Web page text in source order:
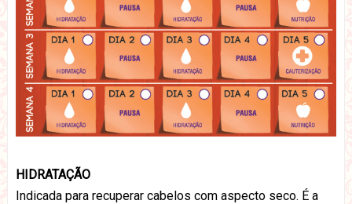
HIDRATAÇÃO
Indicada para recuperar cabelos com aspecto seco. É a